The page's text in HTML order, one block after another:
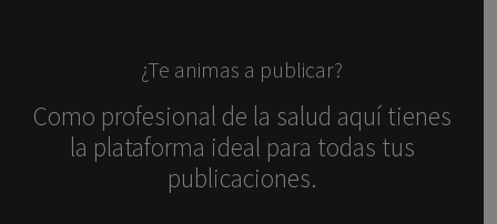
¿Te animas a publicar?
Como profesional de la salud aquí tienes
la plataforma ideal para todas tus
publicaciones.